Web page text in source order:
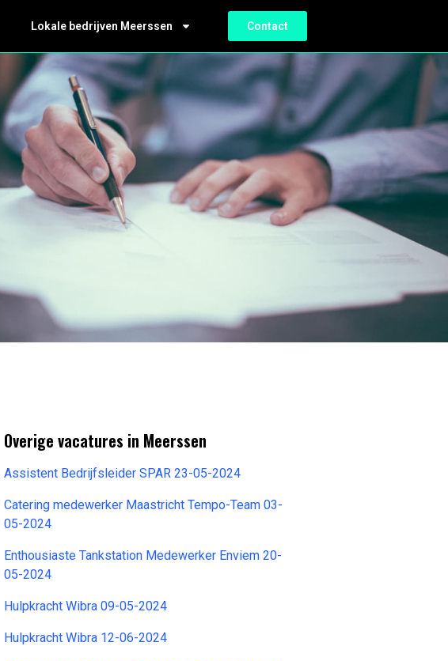
Lokale bedrijven Meerssen Contact
Overige vacatures in Meerssen
Assistent Bedrijfsleider SPAR 23-05-2024
Catering medewerker Maastricht Tempo-Team 03-
05-2024
Enthousiaste Tankstation Medewerker Enviem 20-
05-2024
Hulpkracht Wibra 09-05-2024
Hulpkracht Wibra 12-06-2024